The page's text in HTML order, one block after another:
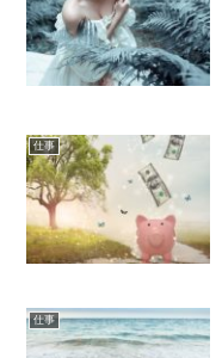
仕事
仕事